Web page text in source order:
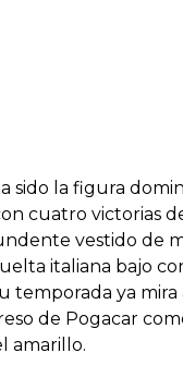
sido la figura
cuatro victorias
vestido de
italiana bajo
temporada ya mira
de Pogacar
amarillo.